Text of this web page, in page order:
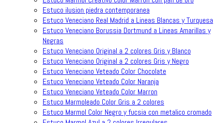
Estuco ilusion piedra contemporanea
Estuco Veneciano Real Madrid a Lineas Blancas y Turquesa
Estuco Veneciano Borussia Dortmund a Lineas Amarillas y
Negras
Estuco Veneciano Original a 2 colores Gris y Blanco
Estuco Veneciano Original a 2 colores Gris y Negro
Estuco Veneciano Veteado Color Chocolate
Estuco Veneciano Veteado Color Naranja
Estuco Veneciano Veteado Color Marron
Estuco Marmoleado Color Gris a 2 colores
Estuco Marmol Color Negro y fucsia con metalico cromado